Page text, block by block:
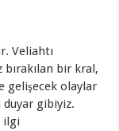
Veliahtı
bırakılan bir kral,
gelişecek olaylar
gibiyiz.
ilgi